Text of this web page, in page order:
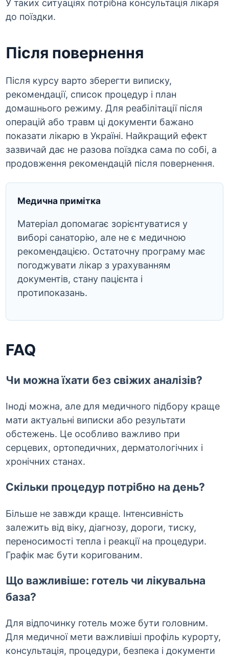
У таких ситуаціях потрібна консультація лікаря
до поїздки.
Після повернення
Після курсу варто зберегти виписку,
рекомендації, список процедур і план
домашнього режиму. Для реабілітації після
операцій або травм ці документи бажано
показати лікарю в Україні. Найкращий ефект
зазвичай дає не разова поїздка сама по собі, а
продовження рекомендацій після повернення.
Медична примітка
Матеріал допомагає зорієнтуватися у
виборі санаторію, але не є медичною
рекомендацією. Остаточну програму має
погоджувати лікар з урахуванням
документів, стану пацієнта і
протипоказань.
FAQ
Чи можна їхати без свіжих аналізів?
Іноді можна, але для медичного підбору краще
мати актуальні виписки або результати
обстежень. Це особливо важливо при
серцевих, ортопедичних, дерматологічних і
хронічних станах.
Скільки процедур потрібно на день?
Більше не завжди краще. Інтенсивність
залежить від віку, діагнозу, дороги, тиску,
переносимості тепла і реакції на процедури.
Графік має бути коригованим.
Що важливіше: готель чи лікувальна
база?
Для відпочинку готель може бути головним.
Для медичної мети важливіші профіль курорту,
консультація, процедури, безпека і документи